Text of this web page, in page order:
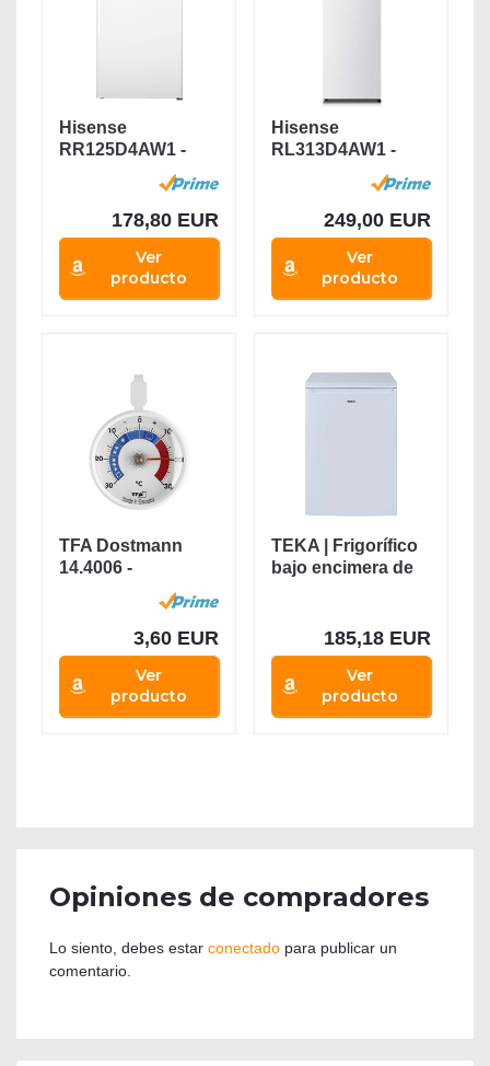
Hisense
RR125D4AW1 -
Pequeño Table...
178,80 EUR
Ver
producto
Hisense
RL313D4AW1 -
Frigorífico de Una
249,00 EUR
Ver
producto
TFA Dostmann
14.4006 -
3,60 EUR
Ver
producto
TEKA | Frigorífico
bajo encimera de
185,18 EUR
Ver
producto
Opiniones de compradores
Lo siento, debes estar conectado para publicar un
comentario.